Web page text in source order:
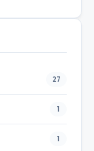
27
1
1